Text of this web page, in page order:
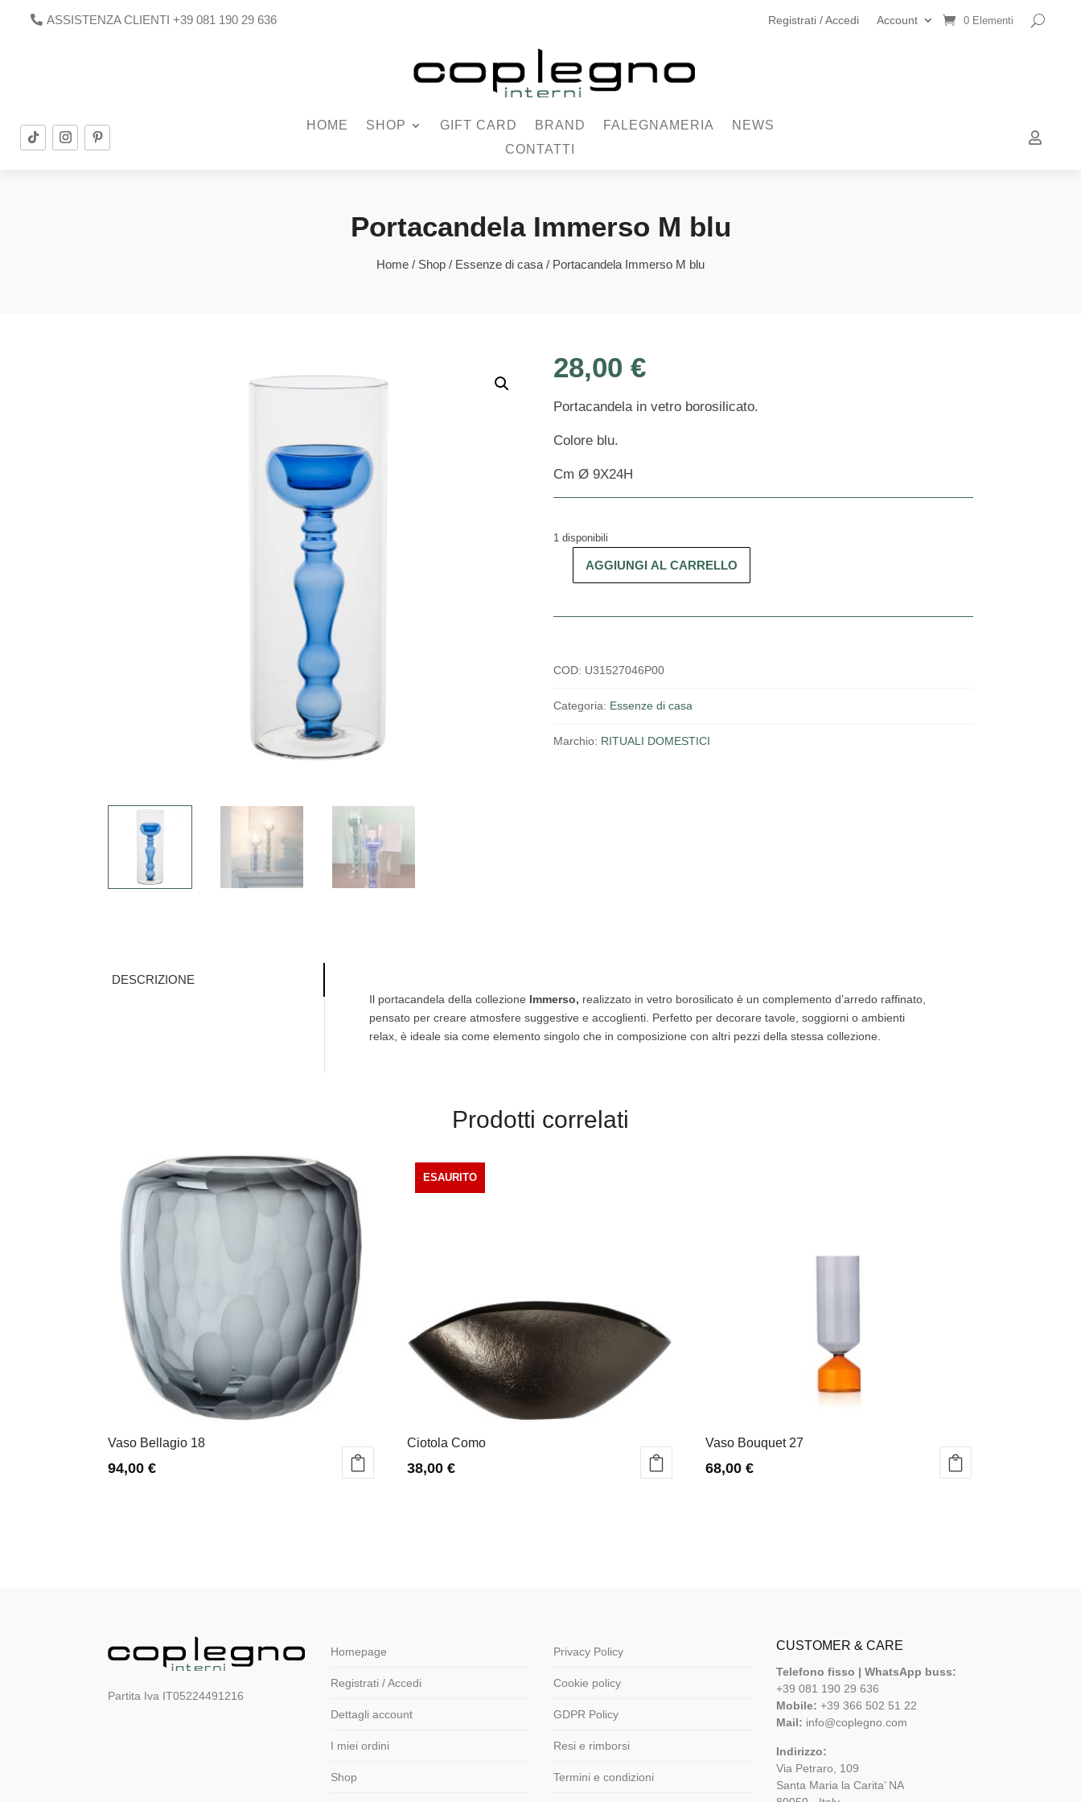
ASSISTENZA CLIENTI +39 081 190 29 636 Registrati / Accedi Account 0 Elementi
HOME SHOP GIFT CARD BRAND FALEGNAMERIA
NEWS
CONTATTI

Portacandela Immerso M blu
Home / Shop / Essenze di casa / Portacandela Immerso M blu
28,00€
Portacandela in vetro borosilicato.
Colore blu.
Cm Ø 9X24H
1 disponibili
Portacandela
AGGIUNGI AL CARRELLO
COD: U31527046P00
Categoria: Essenze di casa
Marchio: RITUALI DOMESTICI
DESCRIZIONE
Il portacandela della collezione Immerso, realizzato in vetro borosilicato è un complemento d’arredo raffinato,
pensato per creare atmosfere suggestive e accoglienti. Perfetto per decorare tavole, soggiorni o ambienti
relax, è ideale sia come elemento singolo che in composizione con altri pezzi della stessa collezione.
Prodotti correlati
Vaso Bellagio 18
94,00€
Ciotola Como
38,00 €
Vaso Bouquet 27
68,00€
Partita Iva IT05224491216
Homepage
Registrati / Accedi
Dettagli account
I miei ordini
Shop
Privacy Policy
Cookie policy
GDPR Policy
Resi e rimborsi
Termini e condizioni
CUSTOMER & CARE
Telefono fisso | WhatsApp buss:
+39 081 190 29 636
Mobile: +39 366 502 51 22
Mail: info@coplegno.com
Indirizzo:
Via Petraro, 109
Santa Maria la Carita’ NA